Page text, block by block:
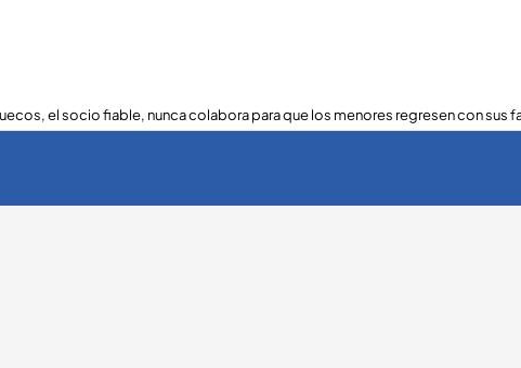
el socio fiable, nunca colabora para que los menores regresen con sus